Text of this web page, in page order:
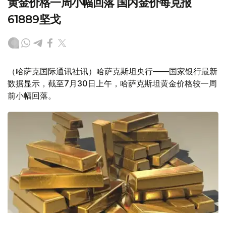
黄金价格一周小幅回落 国内金价每克报
61889坚戈
（哈萨克国际通讯社讯）哈萨克斯坦央行——国家银行最新
数据显示，截至7月30日上午，哈萨克斯坦黄金价格较一周
前小幅回落。